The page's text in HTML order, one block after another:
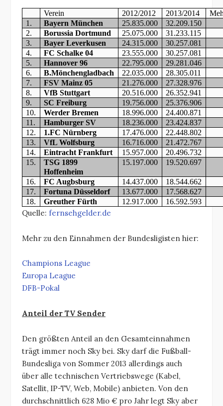
Verein 2012/2012 2013/2014
1.
Bayern München 25.835.000
32.209.150
2.
Borussia Dortmund 25.075.000
31.233.115
3.
Bayer Leverkusen 24.315.000
30.257.081
4.
FC Schalke 04 23.555.000
30.257.081
5.
Hannover 96 22.795.000
29.281.046
6.
B.Mönchengladbach 22.035.000
28.305.011
7.
FSV Mainz 05 21.276.000
27.328.976
8.
VfB Stuttgart 20.516.000
26.352.941
9.
SC Freiburg 19.756.000
25.376.906
10.
Werder Bremen 18.996.000
24.400.871
11.
Hamburger SV 18.236.000
23.424.837
12.
1.FC Nürnberg 17.476.000
22.448.802
13.
VfL Wolfsburg 16.716.000
21.472.767
14.
Eintracht Frankfurt 15.957.000
20.496.732
15.
TSG 1899
Hoffenheim
15.197.000 19.520.697
16. FC Augbsburg 14.437.000
18.544.662
17.
Fortuna Düsseldorf 13.677.000
17.568.627
18.
Greuther Fürth 12.917.000 16.592.593
Quelle: fernsehgelder.de
Mehr zu den Einnahmen der Bundesligisten hier:
Champions League
Europa League
DFB-Pokal
Anteil der TV Sender
Den größten Anteil an den Gesamteinnahmen
trägt immer noch Sky bei. Sky darf die Fußball-
Bundesliga von Sommer 2013 allerdings auch
über alle technischen Vertriebswege (Kabel,
Satellit, IP-TV, Web, Mobile) anbieten. Von den
durchschnittlich 628 Mio € pro Jahr legt Sky aber